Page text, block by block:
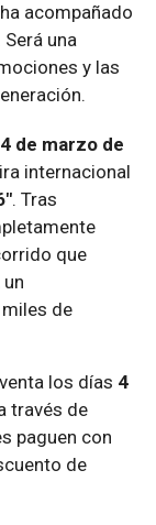
acompañado
una
y las
de marzo de
internacional
. Tras
que
un
de
los días 4
través de
paguen con
de